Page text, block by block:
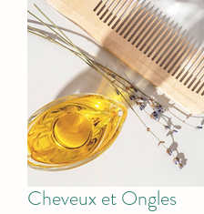
Cheveux et Ongles